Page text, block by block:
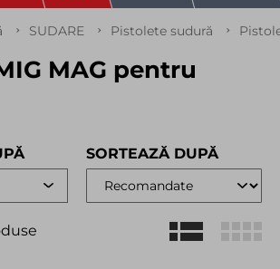
SUDARE Pistolete sudură
MAG pentru
SORTEAZĂ DUPĂ